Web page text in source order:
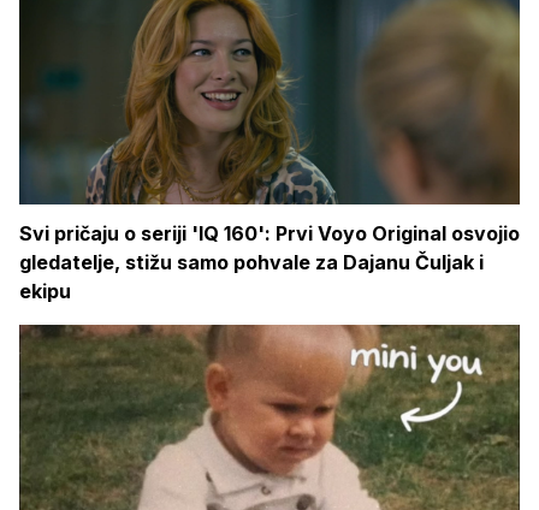
Svi pričaju o seriji 'IQ 160': Prvi Voyo Original osvojio
gledatelje, stižu samo pohvale za Dajanu Čuljak i
ekipu